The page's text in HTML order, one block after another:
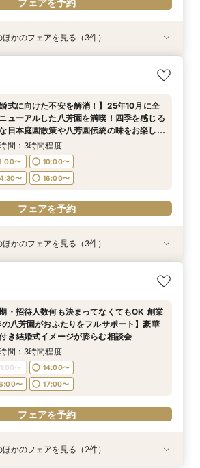
フェアを予約
婚が決まったばかりのおふたりへ 】「お
せ」から結婚式当日までトータルサポート
ローストビーフの豪華試食会付フェア
時間：3時間程度
9:00〜
10:00〜
〜
16:00〜
フェアを予約
・招待人数何も決まってなくてもOK 創業
八芳園がおふたりをフルサポート】豪華
時間：3時間程度
9:00〜
10:00〜
〜
16:00〜
フェアを予約
見学"基本相談会
〜
10:00〜
〜
16:00〜
フェアを予約
ほかのフェアを見る（3件）
婚式に向けた不安を解消！】25年10月に全
ューアルした八芳園を満喫！四季を感じる
日本庭園散策や八芳園伝統の味をお楽しみ
ける特別試食会付お悩み相談フェア
間：3時間程度
〜
10:00〜
〜
16:00〜
フェアを予約
婚が決まったばかりのおふたりへ 】「お
せ」から結婚式当日までトータルサポート
ローストビーフの豪華試食会付フェア
時間：3時間程度
9:00〜
10:00〜
〜
16:00〜
フェアを予約
・招待人数何も決まってなくてもOK 創業
八芳園がおふたりをフルサポート】豪華
時間：3時間程度
9:00〜
10:00〜
〜
16:00〜
フェアを予約
見学"基本相談会
〜
10:00〜
〜
16:00〜
フェアを予約
ほかのフェアを見る（3件）
期・招待人数何も決まってなくてもOK 創業
八芳園がおふたりをフルサポート】豪華
き結婚式イメージが膨らむ相談会
間：3時間程度
〜
14:00〜
〜
17:00〜
フェアを予約
ほかのフェアを見る（2件）